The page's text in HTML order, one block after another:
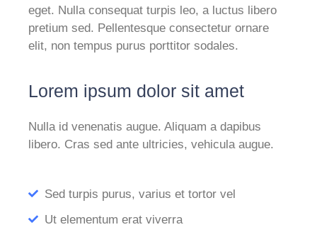
eget. Nulla consequat turpis leo, a luctus libero
pretium sed. Pellentesque consectetur ornare
elit, non tempus purus porttitor sodales.
Lorem ipsum dolor sit amet
Nulla id venenatis augue. Aliquam a dapibus
libero. Cras sed ante ultricies, vehicula augue.
Sed turpis purus, varius et tortor vel
Ut elementum erat viverra